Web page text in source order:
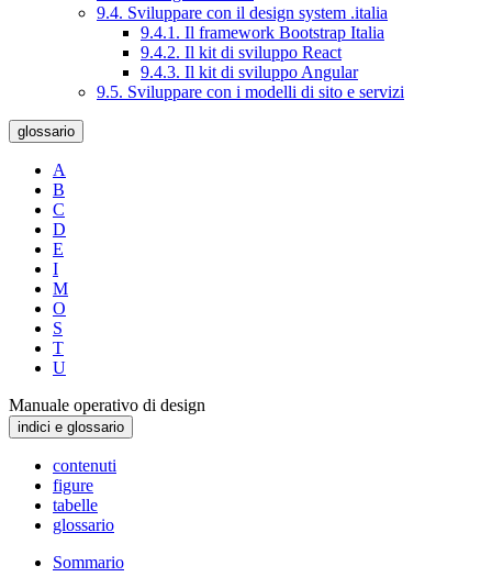
9.4. Sviluppare con il design system .italia
9.4.1. Il framework Bootstrap Italia
9.4.2. Il kit di sviluppo React
9.4.3. Il kit di sviluppo Angular
9.5. Sviluppare con i modelli di sito e servizi
glossario
A
B
C
D
E
I
M
O
S
T
U
Manuale operativo di design
indici e glossario
contenuti
figure
tabelle
glossario
Sommario